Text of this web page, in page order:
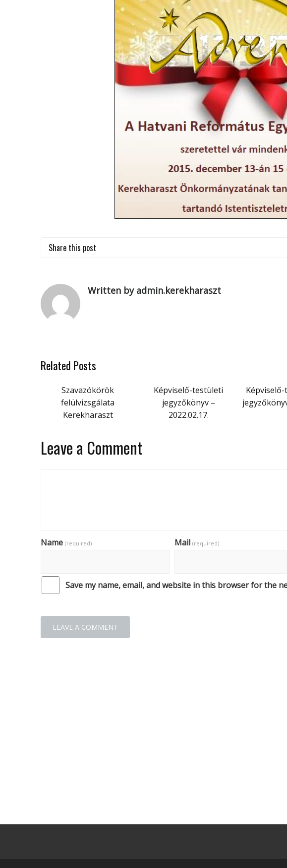
Share this post
Written by admin.kerekharaszt
Related Posts
Szavazókörök
felülvizsgálata
Kerekharaszt
Képviselő-testületi
jegyzőkönyv –
2022.02.17.
Leave a Comment
Name (required) Mail (required)
Save my name, email, and website in this browser for the